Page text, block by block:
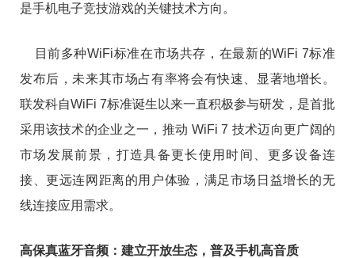
是手机电子竞技游戏的关键技术方向。
目前多种WiFi标准在市场共存，在最新的WiFi 7标准
发布后，未来其市场占有率将会有快速、显著地增长。
联发科自WiFi 7标准诞生以来一直积极参与研发，是首批
采用该技术的企业之一，推动 WiFi 7 技术迈向更广阔的
市场发展前景，打造具备更长使用时间、更多设备连
接、更远连网距离的用户体验，满足市场日益增长的无
线连接应用需求。
高保真蓝牙音频：建立开放生态，普及手机高音质